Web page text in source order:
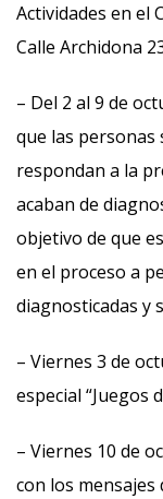
Actividades en el
Calle Archidona
– Del 2 al 9 de
que las personas
respondan a la
acaban de
objetivo de que
en el proceso a
diagnosticadas y
– Viernes 3 de
especial “Juegos
– Viernes 10 de
con los mensajes